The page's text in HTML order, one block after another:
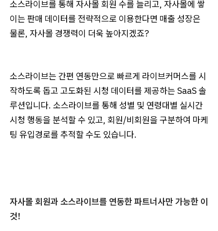
소스라이브를 통해 자사몰 회원 수를 늘리고, 자사몰에 쌓
이는 판매 데이터를 전략적으로 이용한다면 매출 성장은
물론, 자사몰 경쟁력이 더욱 높아지겠죠?
소스라이브는 간편 연동만으로 빠르게 라이브커머스를 시
작하도록 돕고 고도화된 시청 데이터를 제공하는 SaaS 솔
루션입니다. 소스라이브를 통해 성별 및 연령대별 실시간
시청 행동을 분석할 수 있고, 회원/비회원을 구분하여 마케
팅 유입경로를 추적할 수도 있습니다.
자사몰 회원과 소스라이브를 연동한 파트너사만 가능한 이
것!